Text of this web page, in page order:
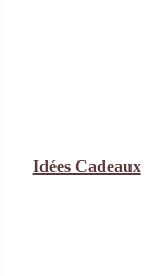
Idées Cadeaux